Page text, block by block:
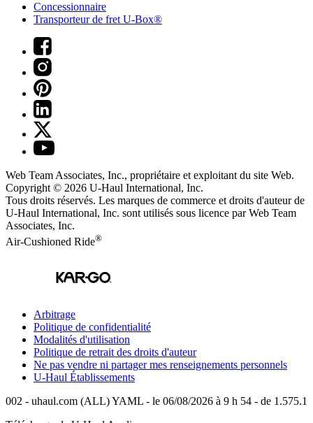
Concessionnaire
Transporteur de fret U-Box®
Web Team Associates, Inc., propriétaire et exploitant du site Web.
Copyright © 2026 U-Haul International, Inc.
Tous droits réservés. Les marques de commerce et droits d'auteur de
U-Haul International, Inc. sont utilisés sous licence par Web Team
Associates, Inc.
Air-Cushioned Ride®
Arbitrage
Politique de confidentialité
Modalités d'utilisation
Politique de retrait des droits d'auteur
Ne pas vendre ni partager mes renseignements personnels
U-Haul Établissements
002 - uhaul.com (ALL) YAML - le 06/08/2026 à 9 h 54 - de 1.575.1